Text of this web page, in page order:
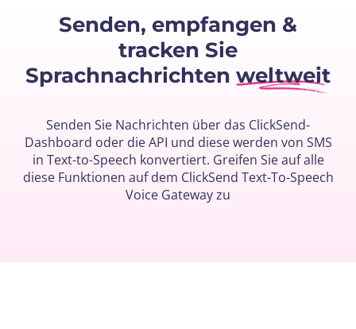
Senden, empfangen &
tracken Sie
Sprachnachrichten weltweit
Senden Sie Nachrichten über das ClickSend-
Dashboard oder die API und diese werden von SMS
in Text-to-Speech konvertiert. Greifen Sie auf alle
diese Funktionen auf dem ClickSend Text-To-Speech
Voice Gateway zu